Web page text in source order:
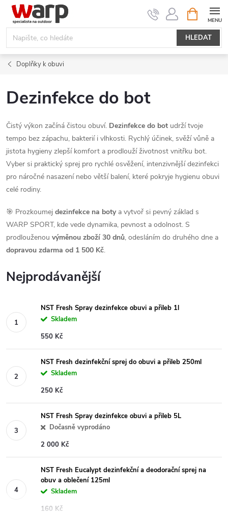
Přejít
obsah
HLEDAT
NÁKUPNÍ
KOŠÍK
Doplňky k obuvi
Dezinfekce do bot
Čistý výkon začíná čistou obuví. Dezinfekce do bot udrží tvoje
tempo bez zápachu, bakterií i vlhkosti. Rychlý účinek, svěží vůně a
jistota hygieny zlepší komfort a prodlouží životnost vnitřku bot.
Vyber si praktický sprej pro rychlé osvěžení, intenzivnější dezinfekci
pro náročné nasazení nebo větší balení, které pokryje hygienu obuvi
celé rodiny.
🎯 Prozkoumej dezinfekce na botya vytvoř si pevný základ s
WARP SPORT, kde vede dynamika, pevnost a odolnost. S
prodlouženou výměnou zboží 30 dnů, odesláním do druhého dne a
dopravou zdarma od 1 500 Kč.
Nejprodávanější
NST Fresh Spray dezinfekce obuvi a přileb 1l
Skladem
550 Kč
NST Fresh dezinfekční sprej do obuvi a přileb 250ml
Skladem
250 Kč
NST Fresh Spray dezinfekce obuvi a přileb 5L
Dočasně vyprodáno
2 000 Kč
NST Fresh Eucalypt dezinfekční a deodorační sprej na
obuv a oblečení 125ml
Skladem
160 Kč